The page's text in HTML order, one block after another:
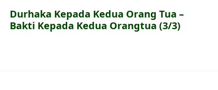
Durhaka Kepada Kedua Orang Tua –
Bakti Kepada Kedua Orangtua (3/3)